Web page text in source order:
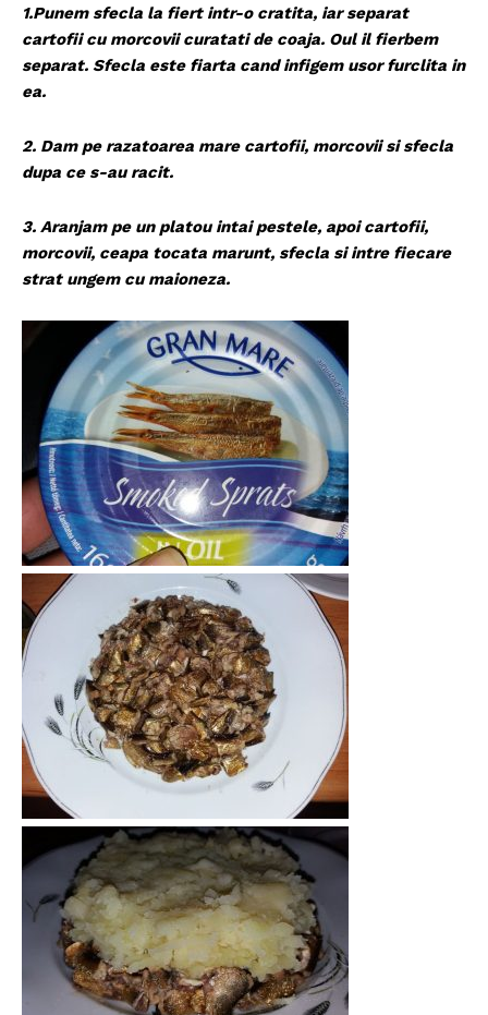
1.Punem sfecla la fiert intr-o cratita, iar separat
cartofii cu morcovii curatati de coaja. Oul il fierbem
separat. Sfecla este fiarta cand infigem usor furclita in
ea.
2. Dam pe razatoarea mare cartofii, morcovii si sfecla
dupa ce s-au racit.
3. Aranjam pe un platou intai pestele, apoi cartofii,
morcovii, ceapa tocata marunt, sfecla si intre fiecare
strat ungem cu maioneza.